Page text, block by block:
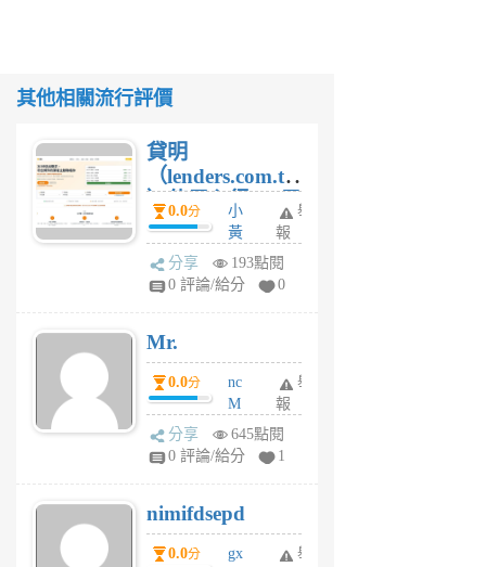
其他相關流行評價
貸明
（lenders.com.tw
）使用心得 — 民
間貸款比較平台
體驗
0.0分
小
黃
蜂
1
舉
報
分享
193點閱
0 評論/給分
0
Mr.
0.0分
nc
M
U
F
U
5
個
舉
報
分享
645點閱
0 評論/給分
1
nimifdsepd
0.0分 gx 舉